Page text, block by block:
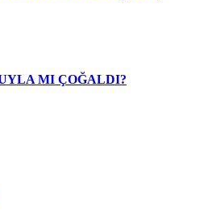
MI ÇOĞALDI?